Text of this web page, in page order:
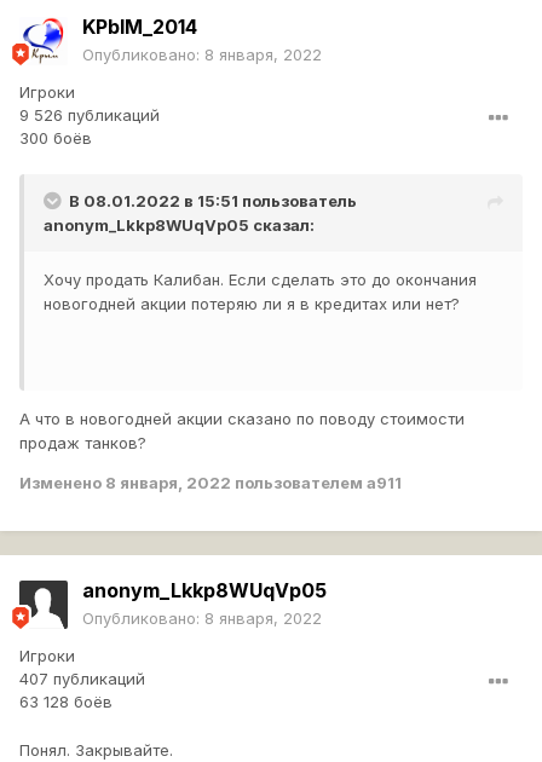
KPbIM_2014
Опубликовано: 8 января, 2022
Игроки
9 526 публикаций
300 боёв
В 08.01.2022 в 15:51 пользователь
anonym_Lkkp8WUqVp05 сказал:
Хочу продать Калибан. Если сделать это до окончания
новогодней акции потеряю ли я в кредитах или нет?
А что в новогодней акции сказано по поводу стоимости
продаж танков?
Изменено 8 января, 2022 пользователем a911
anonym_Lkkp8WUqVp05
Опубликовано: 8 января, 2022
Игроки
407 публикаций
63 128 боёв
Понял. Закрывайте.